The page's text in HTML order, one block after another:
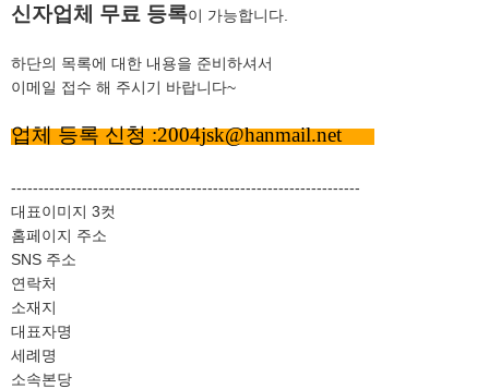
신자업체 무료 등록이 가능합니다.
하단의 목록에 대한 내용을 준비하셔서
이메일 접수 해 주시기 바랍니다~
업체 등록 신청 :2004jsk@hanmail.net
----------------------------------------------------------------
대표이미지 3컷
홈페이지 주소
SNS 주소
연락처
소재지
대표자명
세례명
소속본당